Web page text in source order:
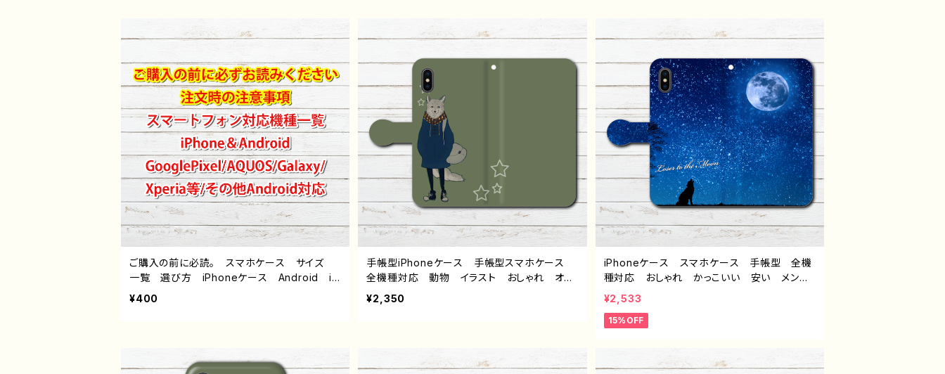
ご購入の前に必読。 スマホケース サイズ
一覧 選び方 iPhoneケース Android iP
hone17/16/15/14/13/12/11 Galaxy Xperi
¥400
手帳型iPhoneケース 手帳型スマホケース
全機種対応 動物 イラスト おしゃれ オオ
カミ 狼 かわいい かっこいい メンズ レ
ディース 女子 高校生 男子 iPhone17/1
ス おすすめ 個性的 人気 イラストレータ
ー クリエイター 絵師 オリジナル デザイ
¥2,350
iPhoneケース スマホケース 手帳型 全機
種対応 おしゃれ かっこいい 安い メン
ズ イラスト 動物 狼 オオカミ クール
個性的 おすすめ 人気 クリエイター 高校
生 男子 iPhone17/16/15/14/13 AQUOS
axy Android アンドロイド ケース ノンブ
ランド オリジナル デザイン グッズ タイト
¥2,533
15%OFF